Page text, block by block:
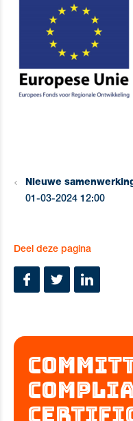
Nieuwe
01-03-2024 12:00
Deel deze pagina